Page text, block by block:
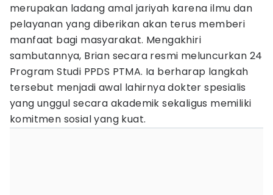
merupakan ladang amal jariyah karena ilmu dan
pelayanan yang diberikan akan terus memberi
manfaat bagi masyarakat. Mengakhiri
sambutannya, Brian secara resmi meluncurkan 24
Program Studi PPDS PTMA. Ia berharap langkah
tersebut menjadi awal lahirnya dokter spesialis
yang unggul secara akademik sekaligus memiliki
komitmen sosial yang kuat.